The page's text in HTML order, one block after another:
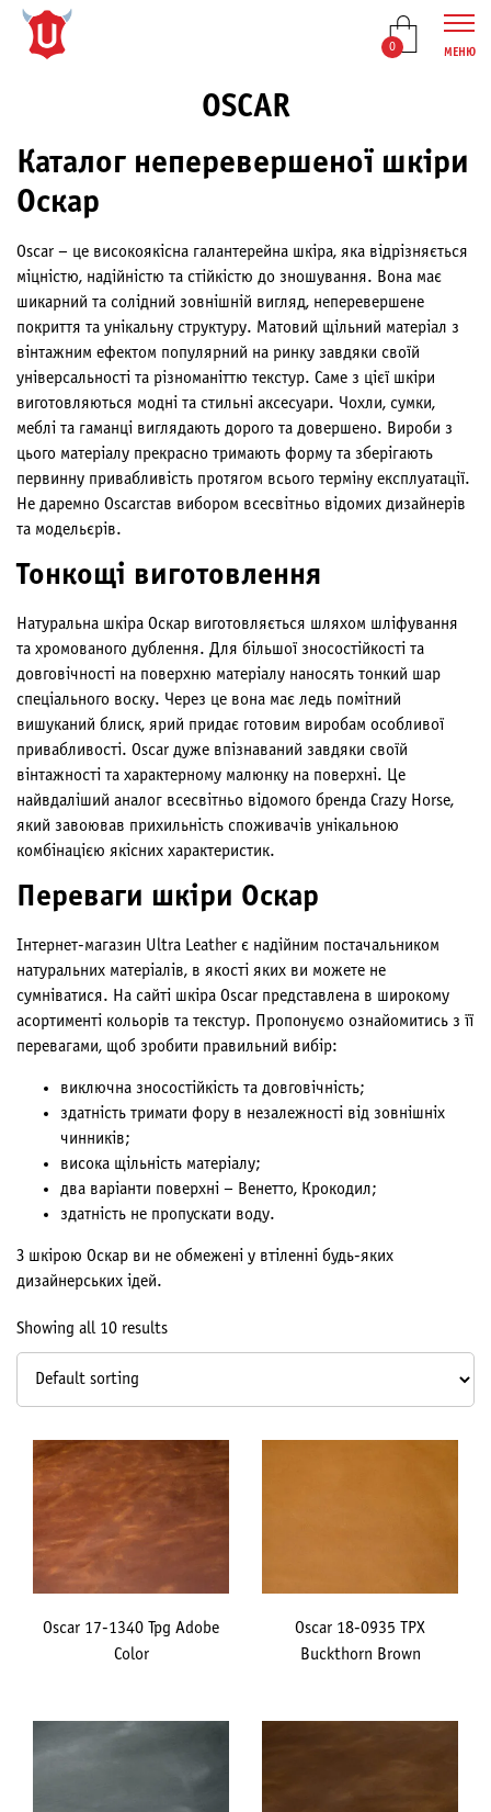
МЕНЮ
0
OSCAR
Каталог неперевершеної шкіри
Оскар
Oscar – це високоякісна галантерейна шкіра, яка відрізняється
міцністю, надійністю та стійкістю до зношування. Вона має
шикарний та солідний зовнішній вигляд, неперевершене
покриття та унікальну структуру. Матовий щільний матеріал з
вінтажним ефектом популярний на ринку завдяки своїй
універсальності та різноманіттю текстур. Саме з цієї шкіри
виготовляються модні та стильні аксесуари. Чохли, сумки,
меблі та гаманці виглядають дорого та довершено. Вироби з
цього матеріалу прекрасно тримають форму та зберігають
первинну привабливість протягом всього терміну експлуатації.
Не даремно Oscarстав вибором всесвітньо відомих дизайнерів
та модельєрів.
Тонкощі виготовлення
Натуральна шкіра Оскар виготовляється шляхом шліфування
та хромованого дублення. Для більшої зносостійкості та
довговічності на поверхню матеріалу наносять тонкий шар
спеціального воску. Через це вона має ледь помітний
вишуканий блиск, ярий придає готовим виробам особливої
привабливості. Oscar дуже впізнаваний завдяки своїй
вінтажності та характерному малюнку на поверхні. Це
найвдаліший аналог всесвітньо відомого бренда Crazy Horse,
який завоював прихильність споживачів унікальною
комбінацією якісних характеристик.
Переваги шкіри Оскар
Інтернет-магазин Ultra Leather є надійним постачальником
натуральних матеріалів, в якості яких ви можете не
сумніватися. На сайті шкіра Oscar представлена в широкому
асортименті кольорів та текстур. Пропонуємо ознайомитись з її
перевагами, щоб зробити правильний вибір:
виключна зносостійкість та довговічність;
здатність тримати фору в незалежності від зовнішніх
чинників;
висока щільність матеріалу;
два варіанти поверхні – Венетто, Крокодил;
здатність не пропускати воду.
З шкірою Оскар ви не обмежені у втіленні будь-яких
дизайнерських ідей.
Showing all 10 results
Oscar 17-1340 Tpg Adobe
Color
Oscar 18-0935 TPX
Buckthorn Brown